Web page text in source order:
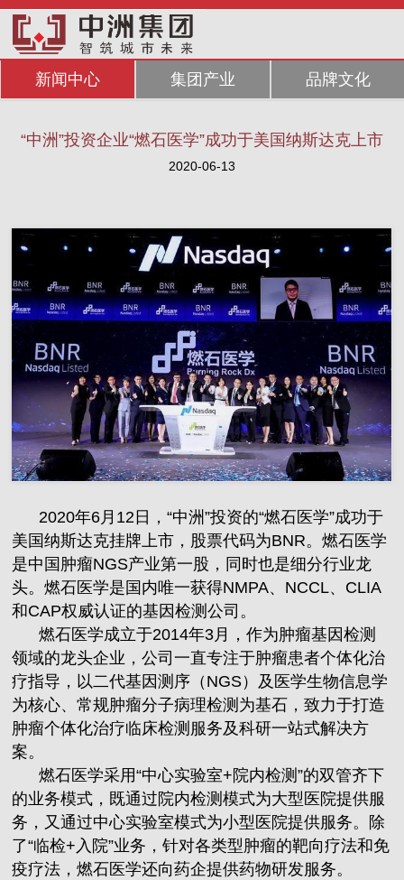
新闻中心 集团产业 品牌文化
“中洲”投资企业“燃石医学”成功于美国纳斯达克上市
2020-06-13
2020年6月12日，“中洲”投资的“燃石医学”成功于
美国纳斯达克挂牌上市，股票代码为BNR。燃石医学
是中国肿瘤NGS产业第一股，同时也是细分行业龙
头。燃石医学是国内唯一获得NMPA、NCCL、CLIA
和CAP权威认证的基因检测公司。
燃石医学成立于2014年3月，作为肿瘤基因检测
领域的龙头企业，公司一直专注于肿瘤患者个体化治
疗指导，以二代基因测序（NGS）及医学生物信息学
为核心、常规肿瘤分子病理检测为基石，致力于打造
肿瘤个体化治疗临床检测服务及科研一站式解决方
案。
燃石医学采用“中心实验室+院内检测”的双管齐下
的业务模式，既通过院内检测模式为大型医院提供服
务，又通过中心实验室模式为小型医院提供服务。除
了“临检+入院”业务，针对各类型肿瘤的靶向疗法和免
疫疗法，燃石医学还向药企提供药物研发服务。